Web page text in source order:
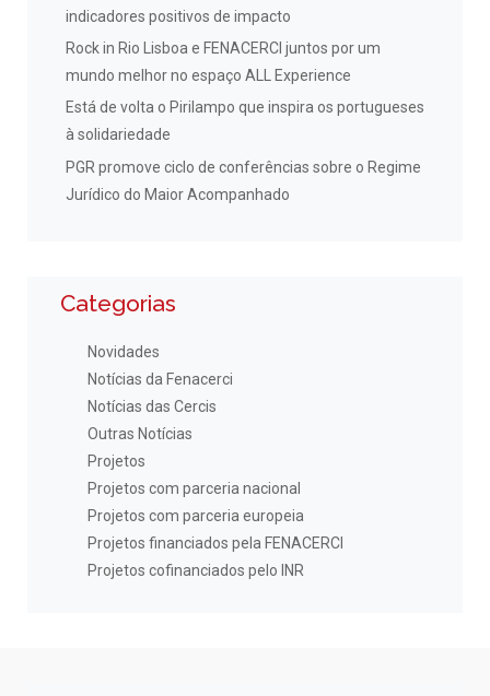
indicadores positivos de impacto
Rock in Rio Lisboa e FENACERCI juntos por um
mundo melhor no espaço ALL Experience
Está de volta o Pirilampo que inspira os portugueses
à solidariedade
PGR promove ciclo de conferências sobre o Regime
Jurídico do Maior Acompanhado
Categorias
Novidades
Notícias da Fenacerci
Notícias das Cercis
Outras Notícias
Projetos
Projetos com parceria nacional
Projetos com parceria europeia
Projetos financiados pela FENACERCI
Projetos cofinanciados pelo INR